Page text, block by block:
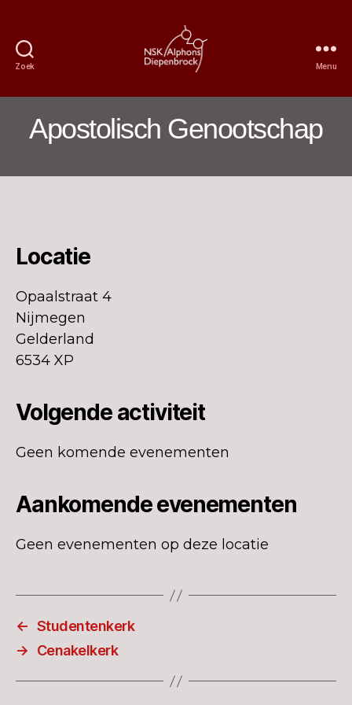
Zoek
Studentenkoor
Diepenbrock
Menu
Apostolisch Genootschap
Locatie
Opaalstraat 4
Nijmegen
Gelderland
6534 XP
Volgende activiteit
Geen komende evenementen
Aankomende evenementen
Geen evenementen op deze locatie
← Studentenkerk
→
Cenakelkerk